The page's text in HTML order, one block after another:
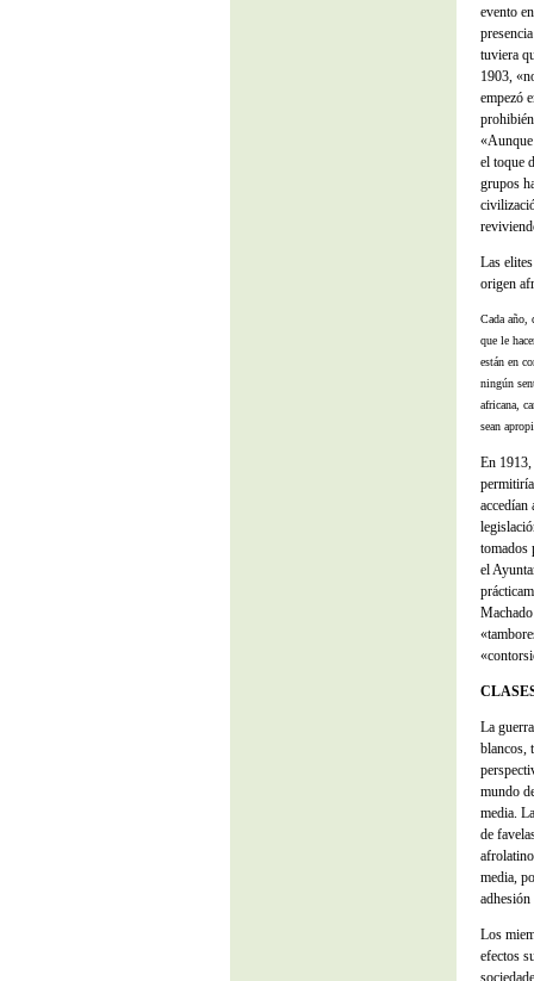
evento
tuviera
1903,
empezó
«Aunque
el toque
grupos
Las
origen
Cada año,
que le
están en
ningún
africana,
sean
En 1913,
accedían
tomados
el
La
blancos,
mundo
media.
de
media,
Los
efectos